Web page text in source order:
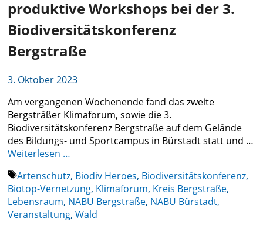
produktive Workshops bei der 3.
Biodiversitätskonferenz
Bergstraße
3. Oktober 2023
Am vergangenen Wochenende fand das zweite
Bergsträßer Klimaforum, sowie die 3.
Biodiversitätskonferenz Bergstraße auf dem Gelände
des Bildungs- und Sportcampus in Bürstadt statt und …
Weiterlesen …
Schlagwörter
Artenschutz, Biodiv Heroes, Biodiversitätskonferenz,
Biotop-Vernetzung, Klimaforum, Kreis Bergstraße,
Lebensraum, NABU Bergstraße, NABU Bürstadt,
Veranstaltung, Wald